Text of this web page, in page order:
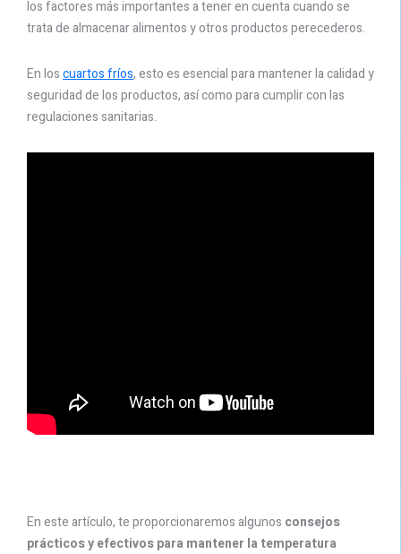
los factores más importantes a tener en cuenta cuando se
trata de almacenar alimentos y otros productos perecederos.
En loscuartos fríos, esto es esencial para mantener la calidad y
seguridad de los productos, así como para cumplir con las
regulaciones sanitarias.
En este artículo, te proporcionaremos algunos consejos
prácticos y efectivos para mantener la temperatura